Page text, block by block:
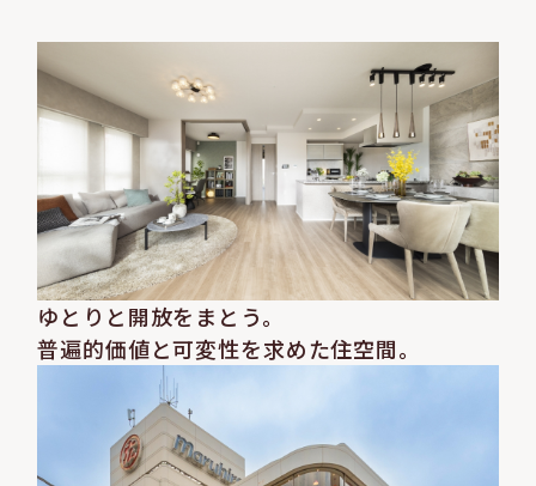
ゆとりと開放をまとう。
普遍的価値と可変性を求めた住空間。